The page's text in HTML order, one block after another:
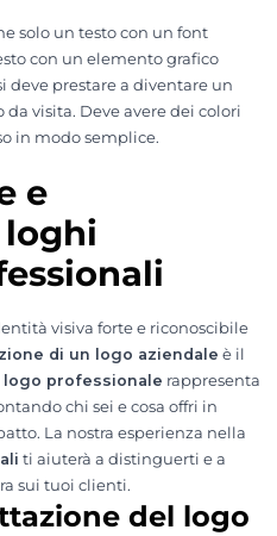
solo un testo con un font
con un elemento grafico
deve prestare a diventare un
visita. Deve avere dei colori
in modo semplice.
e
loghi
visiva forte e riconoscibile
di un logo aziendale è il
logo professionale rappresenta
chi sei e cosa offri in
La nostra esperienza nella
ti aiuterà a distinguerti e a
sui tuoi clienti.
del logo